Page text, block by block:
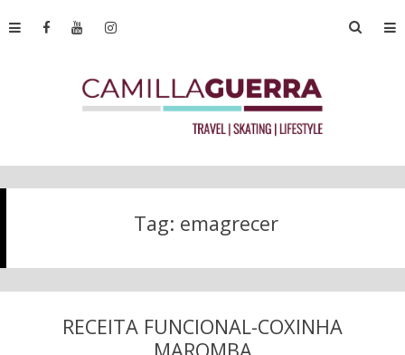
Tag: emagrecer
RECEITA FUNCIONAL-COXINHA